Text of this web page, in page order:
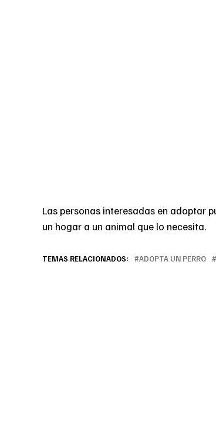
Las personas interesadas en adoptar
un hogar a un animal que lo necesita.
TEMAS RELACIONADOS: ADOPTA UN PERRO